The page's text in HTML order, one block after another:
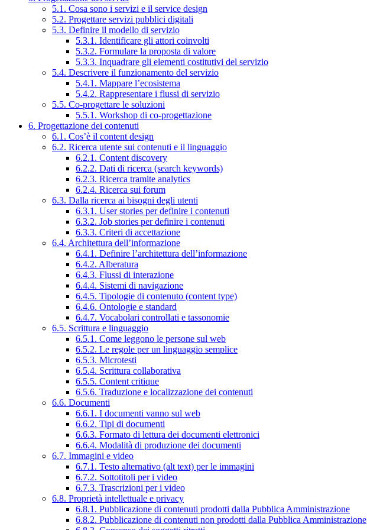
5.1. Cosa sono i servizi e il service design
5.2. Progettare servizi pubblici digitali
5.3. Definire il modello di servizio
5.3.1. Identificare gli attori coinvolti
5.3.2. Formulare la proposta di valore
5.3.3. Inquadrare gli elementi costitutivi del servizio
5.4. Descrivere il funzionamento del servizio
5.4.1. Mappare l’ecosistema
5.4.2. Rappresentare i flussi di servizio
5.5. Co-progettare le soluzioni
5.5.1. Workshop di co-progettazione
6. Progettazione dei contenuti
6.1. Cos’è il content design
6.2. Ricerca utente sui contenuti e il linguaggio
6.2.1. Content discovery
6.2.2. Dati di ricerca (search keywords)
6.2.3. Ricerca tramite analytics
6.2.4. Ricerca sui forum
6.3. Dalla ricerca ai bisogni degli utenti
6.3.1. User stories per definire i contenuti
6.3.2. Job stories per definire i contenuti
6.3.3. Criteri di accettazione
6.4. Architettura dell’informazione
6.4.1. Definire l’architettura dell’informazione
6.4.2. Alberatura
6.4.3. Flussi di interazione
6.4.4. Sistemi di navigazione
6.4.5. Tipologie di contenuto (content type)
6.4.6. Ontologie e standard
6.4.7. Vocabolari controllati e tassonomie
6.5. Scrittura e linguaggio
6.5.1. Come leggono le persone sul web
6.5.2. Le regole per un linguaggio semplice
6.5.3. Microtesti
6.5.4. Scrittura collaborativa
6.5.5. Content critique
6.5.6. Traduzione e localizzazione dei contenuti
6.6. Documenti
6.6.1. I documenti vanno sul web
6.6.2. Tipi di documenti
6.6.3. Formato di lettura dei documenti elettronici
6.6.4. Modalità di produzione dei documenti
6.7. Immagini e video
6.7.1. Testo alternativo (alt text) per le immagini
6.7.2. Sottotitoli per i video
6.7.3. Trascrizioni per i video
6.8. Proprietà intellettuale e privacy
6.8.1. Pubblicazione di contenuti prodotti dalla Pubblica Amministrazione
6.8.2. Pubblicazione di contenuti non prodotti dalla Pubblica Amministrazione